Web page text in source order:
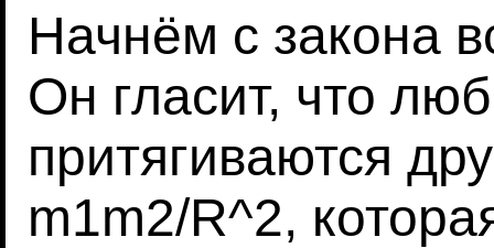
Начнём с закона
Он гласит, что
притягиваются
m1m2/R^2,